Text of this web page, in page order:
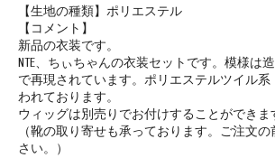
【生地の種類】ポリエステル
【コメント】
新品の衣装です。
NTE、ちぃちゃんの衣装セットです。模様は
で再現されています。ポリエステルツイル
われております。
ウィッグは別売りでお付けすることができま
（靴の取り寄せも承っております。ご注文
さい。）